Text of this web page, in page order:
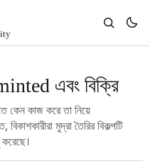
এবং বিক্রি
কেন কাজ করে তা নিয়ে
মুদ্রা তৈরির বিকল্পটি